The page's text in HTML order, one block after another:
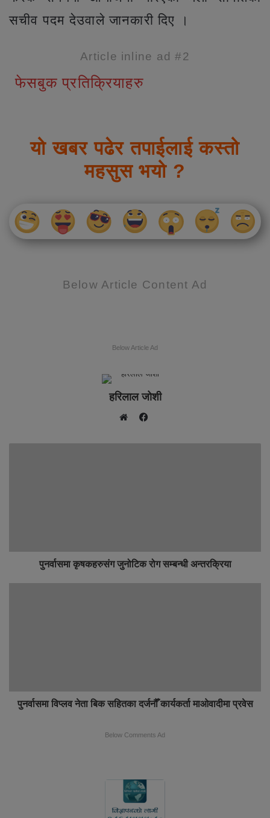
सचीव पदम देउवाले जानकारी दिए ।
Article inline ad #2
फेसबुक प्रतिक्रियाहरु
यो खबर पढेर तपाईलाई कस्तो
महसुस भयो ?
Below Article Content Ad
Below Article Ad
हरिलाल जोशी
e
c
पुनर्वासमा कृषकहरुसंग जुनोटिक रोग सम्बन्धी अन्तरक्रिया
पुनर्वासमा विप्लव नेता बिक सहितका दर्जनौँ कार्यकर्ता माओवादीमा प्रवेस
Below Comments Ad